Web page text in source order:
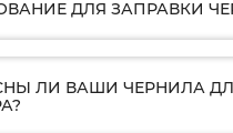
ДЛЯ ЗАПРАВКИ
ЛИ ВАШИ ЧЕРНИЛА